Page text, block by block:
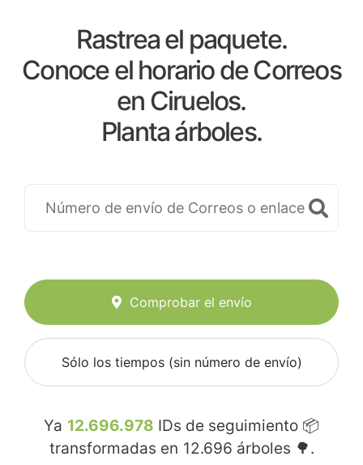
Rastrea el paquete.
Conoce el horario de Correos
en Ciruelos.
Planta árboles.
Comprobar el envío
Sólo los tiempos (sin número de envío)
Ya 12.696.978 IDs de seguimiento 📦
transformadas en 12.696 árboles 🌳.